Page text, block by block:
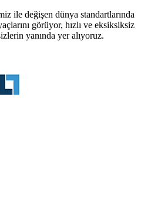
ile değişen dünya standartlarında
görüyor, hızlı ve eksiksiksiz
yanında yer alıyoruz.